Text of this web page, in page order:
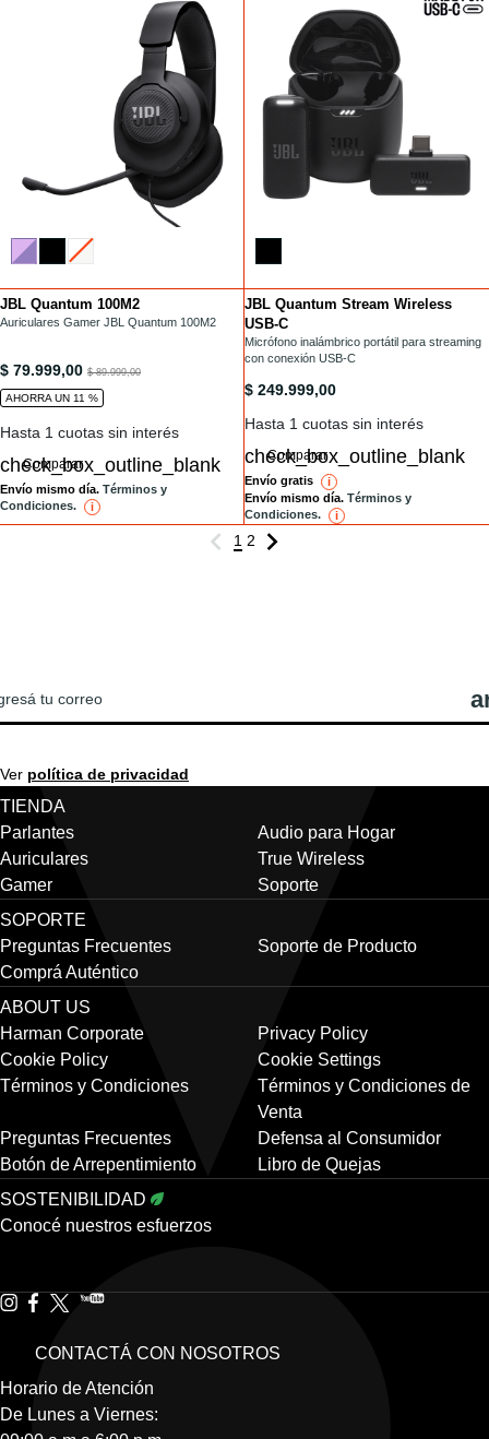
JBL Quantum 100M2
/headset-gamer/QUANTUM100M2.html
Auriculares Gamer JBL Quantum 100M2
/headset-gamer/QUANTUM100M2.html
$ 79.999,00 $ 89.999,00
AHORRA UN 11 %
Installments
Hasta 1 cuotas sin interés
Comparar
Envío mismo día. Términos y
Condiciones.
i reference
JBL Quantum Stream Wireless
USB-C
/microfonos/QUANTUM-STREAM-
Micrófono inalámbrico portátil para streaming
con conexión USB-C
/microfonos/QUANTUM-STREAM-
$ 249.999,00
Installments
Hasta 1 cuotas sin interés
Comparar
Envío gratis i reference
Envío mismo día. Términos y
Condiciones.
ireference
1 2
Ver política de privacidad
TIENDA
Parlantes
Audio para Hogar
Auriculares
True Wireless
Gamer
Soporte
SOPORTE
Preguntas Frecuentes
Soporte de Producto
Comprá Auténtico
ABOUT US
Harman Corporate
Privacy Policy
Cookie Policy
Cookie Settings
Términos y Condiciones
Términos y Condiciones de
Venta
Preguntas Frecuentes
Defensa al Consumidor
Botón de Arrepentimiento
Libro de Quejas
SOSTENIBILIDAD
Conocé nuestros esfuerzos
CONTACTÁ CON NOSOTROS
Horario de Atención
De Lunes a Viernes: